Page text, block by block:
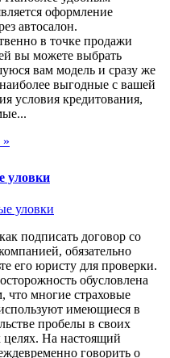
оформление
автосалон.
в точке продажи
вы можете выбрать
вам модель и сразу же
выгодные с вашей
условия кредитования,
»
уловки
подписать договор со
обязательно
его юристу для проверки.
обусловлена
что многие страховые
имеющиеся в
пробелы в своих
На настоящий
говорить о